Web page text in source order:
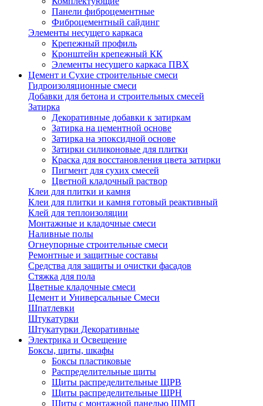
Панели фиброцементные
Фиброцементный сайдинг
Элементы несущего каркаса
Крепежный профиль
Кронштейн крепежный КК
Элементы несущего каркаса ПВХ
Цемент и Сухие строительные смеси
Гидроизоляционные смеси
Добавки для бетона и строительных смесей
Затирка
Декоративные добавки к затиркам
Затирка на цементной основе
Затирка на эпоксидной основе
Затирки силиконовые для плитки
Краска для восстановления цвета затирки
Пигмент для сухих смесей
Цветной кладочный раствор
Клеи для плитки и камня
Клеи для плитки и камня готовый реактивный
Клей для теплоизоляции
Монтажные и кладочные смеси
Наливные полы
Огнеупорные строительные смеси
Ремонтные и защитные составы
Средства для защиты и очистки фасадов
Стяжка для пола
Цветные кладочные смеси
Цемент и Универсальные Смеси
Шпатлевки
Штукатурки
Штукатурки Декоративные
Электрика и Освещение
Боксы, щиты, шкафы
Боксы пластиковые
Распределительные щиты
Щиты распределительные ЩРВ
Щиты распределительные ЩРН
Щиты с монтажной панелью ЩМП